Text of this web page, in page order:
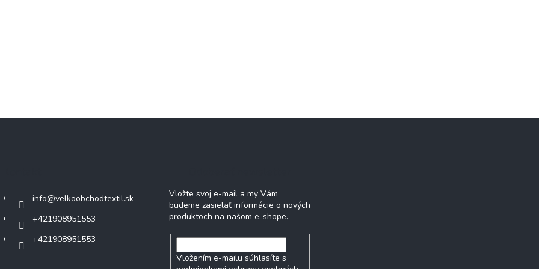
info@velkoobchodtextil.sk
+421908951553
+421908951553
Vložte svoj e-mail a my Vám
budeme zasielať informácie o nových
produktoch na našom e-shope.
Vložením e-mailu súhlasíte s